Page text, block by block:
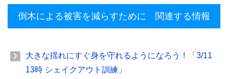
倒木による被害を減らすために 関連する情報
大きな揺れにすぐ身を守れるようになろう！「3/11
13時 シェイクアウト訓練」